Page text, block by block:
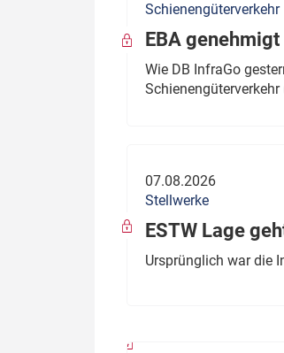
Politik
Verbände: Wer spricht
wen?
Thema des Monats
Dossier:
Dossier: ETCS
Schienengüterverkehr
EBA
Wie DB InfraGo
07.08.2026
Stellwerke
ESTW Lage
Ursprünglich war die